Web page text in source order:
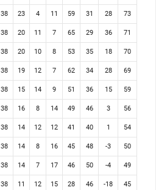
38 23 4 11 59 31 28 73
38 20 11 7 65 29 36 71
38 20 10 8 53 35 18 70
38 19 12 7 62 34 28 69
38 15 14 9 51 36 15 59
38 16 8 14 49 46 3 56
38 14 12 12 41 40 1 54
38 14 8 16 45 48 -3 50
38 14 7 17 46 50 -4 49
38 11 12 15 28 46 -18 45